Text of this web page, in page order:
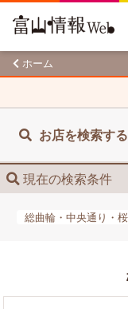
ホーム
お店を検索する
現在の検索条件
総曲輪・中央通り・